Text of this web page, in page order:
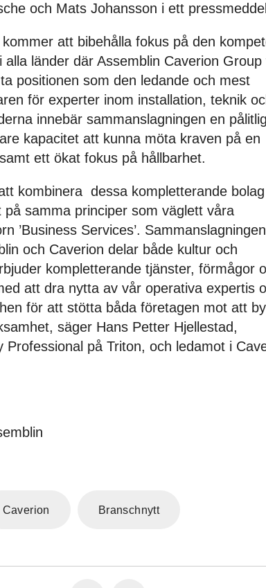
och Mats Johansson i ett
att bibehålla fokus på den
länder där Assemblin Caverion Group
positionen som den ledande och mest
för experter inom installation, teknik
innebär sammanslagningen en pålitlig
kapacitet att kunna möta kraven på en
ett ökat fokus på hållbarhet.
kombinera dessa kompletterande
på samma principer som väglett våra
’Business Services’.
och Caverion delar både kultur och
kompletterande tjänster, förmågor
att dra nytta av vår operativa expertis
för att stötta båda företagen mot att
säger Hans Petter Hjellestad,
Professional på Triton, och ledamot i
Caverion Branschnytt